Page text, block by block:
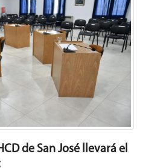
de San José llevará el